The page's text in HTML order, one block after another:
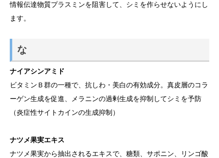
情報伝達物質プラスミンを阻害して、シミを作らせないようにし
ます。
な
ナイアシンアミド
ビタミンＢ群の一種で、抗しわ・美白の有効成分。真皮層のコラ
ーゲン生成を促進、メラニンの過剰生成を抑制してシミを予防
（炎症性サイトカインの生成抑制）
ナツメ果実エキス
ナツメ果実から抽出されるエキスで、糖類、サポニン、リンゴ酸